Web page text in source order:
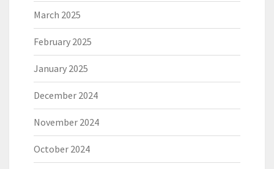
March 2025
February 2025
January 2025
December 2024
November 2024
October 2024